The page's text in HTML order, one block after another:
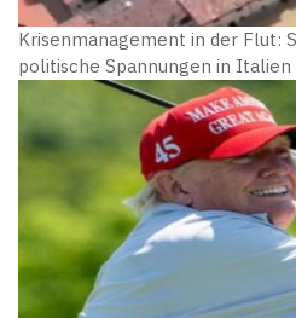
Krisenmanagement in der Flut:
politische Spannungen in Italien